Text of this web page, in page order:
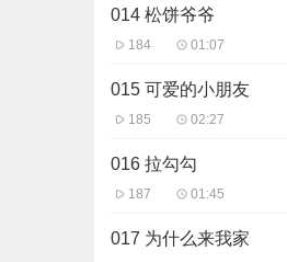
014 松饼爷爷
184 01:07
015 可爱的小朋友
185 02:27
016 拉勾勾
187 01:45
017 为什么来我家